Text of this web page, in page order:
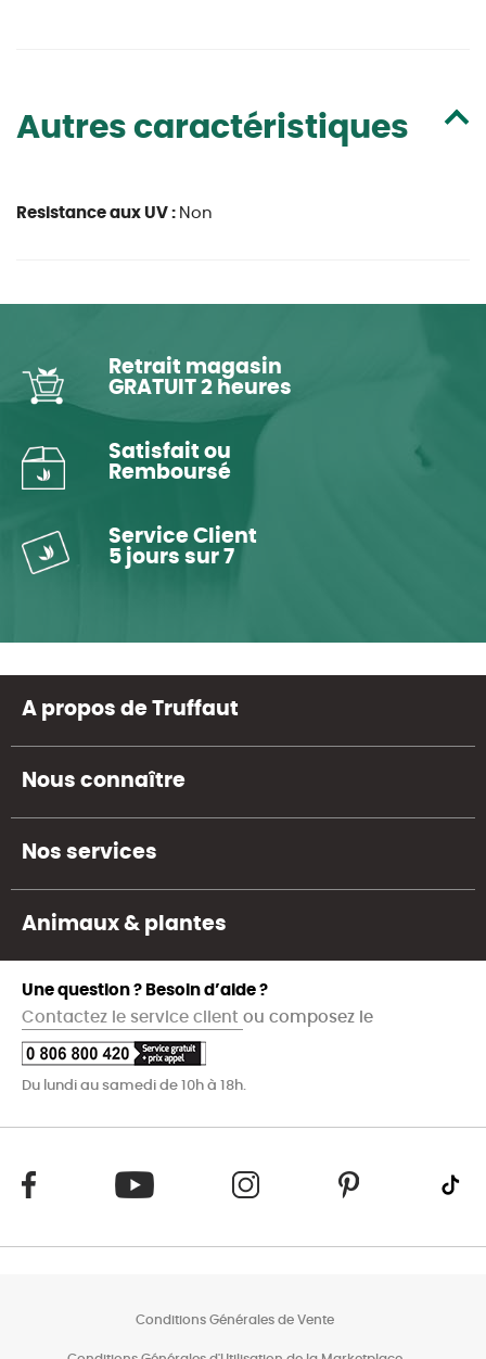
Autres caractéristiques
Resistance aux UV : Non
Retrait magasin
GRATUIT 2 heures
Satisfait ou
Remboursé
Service Client
5 jours sur 7
A propos de Truffaut
Nous connaître
Nos services
Animaux & plantes
Une question ? Besoin d’aide ?
Contactez le service client ou composez le
Du lundi au samedi de 10h à 18h.
Conditions Générales de Vente